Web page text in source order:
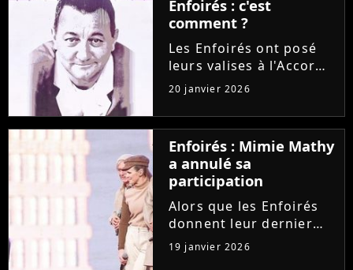
la grille des
programmes......
Enfoirés : c'est
comment ?
Les Enfoirés ont posé
leurs valises à l'Accor
Arena pour présenter
durant sept concerts le
spectacle "La ballade
des Enfoirés", dont les
bénéfices iront aux
Restos du Coeur. Entre...
20 janvier 2026
Enfoirés : Mimie Mathy
a annulé sa
participation
Alors que les Enfoirés
donnent leur dernier
concert ce soir à Paris,
le public est déçu de ne
19 janvier 2026